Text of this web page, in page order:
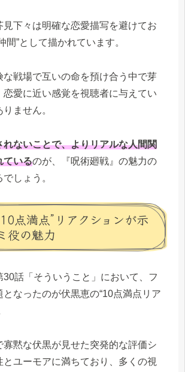
見下々は明確な恋愛描写を避けてお
間”として描かれています。
な戦場で互いの命を預け合う中で芽
恋愛に近い感覚を視聴者に与えてい
ません。
れないことで、よりリアルな人間関
ているのが、『呪術廻戦』の魅力の
しょう。
点満点”リアクションが示
役の魅力
30話「そういうこと」において、フ
となったのが伏黒恵の“10点満点リア
寡黙な伏黒が見せた突発的な評価シ
とユーモアに満ちており、多くの視